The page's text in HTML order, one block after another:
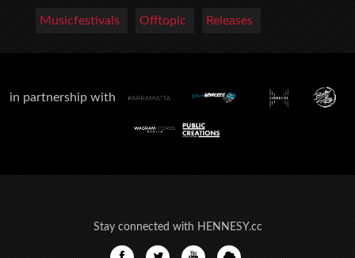
Musicfestivals Offtopic Releases
in partnership with
Stay connected with HENNESY.cc